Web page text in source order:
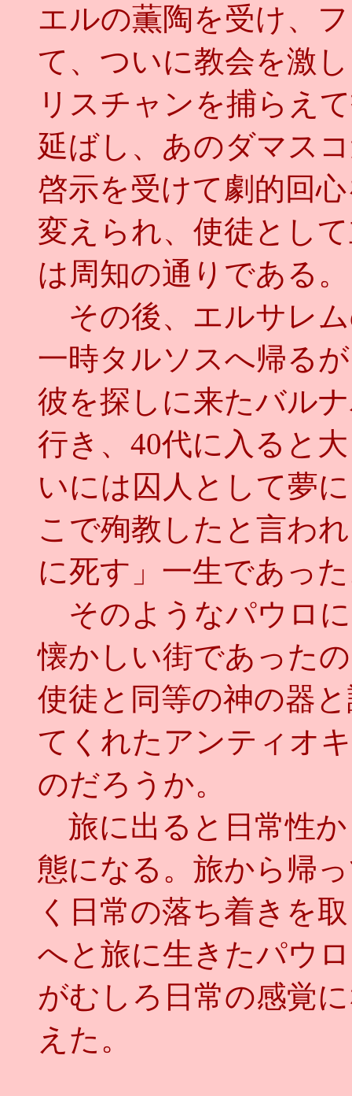
エルの薫陶を受け、
て、ついに教会を激
リスチャンを捕らえ
延ばし、あのダマス
啓示を受けて劇的回
変えられ、使徒とし
は周知の通りである。
その後、エルサレ
一時タルソスへ帰る
彼を探しに来たバル
行き、40代に入ると
いには囚人として夢
こで殉教したと言わ
に死す」一生であっ
そのようなパウロ
懐かしい街であった
使徒と同等の神の器
てくれたアンティオ
のだろうか。
旅に出ると日常性
態になる。旅から帰
く日常の落ち着きを
へと旅に生きたパウ
がむしろ日常の感覚
えた。